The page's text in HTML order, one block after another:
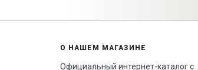
О НАШЕМ МАГАЗИНЕ
Официальный интернет-каталог с